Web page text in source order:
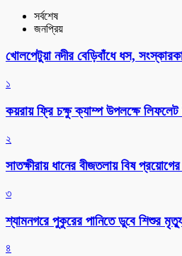
সর্বশেষ
জনপ্রিয়
খোলপেটুয়া নদীর বেড়িবাঁধে ধস,
১
কয়রায় ফ্রি চক্ষু ক্যাম্প উপলক্ষে লিফলেট
২
সাতক্ষীরায় ধানের বীজতলায় বিষ
৩
শ্যামনগরে পুকুরের পানিতে ডুবে শিশুর
৪